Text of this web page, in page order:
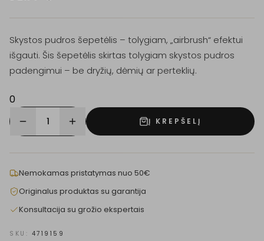
Skystos pudros šepetėlis – tolygiam, „airbrush“ efektui
išgauti. Šis šepetėlis skirtas tolygiam skystos pudros
padengimui – be dryžių, dėmių ar perteklių.
0
1 Į KREPŠELĮ
Nemokamas pristatymas nuo 50€
Originalus produktas su garantija
Konsultacija su grožio ekspertais
SKU: 4719159